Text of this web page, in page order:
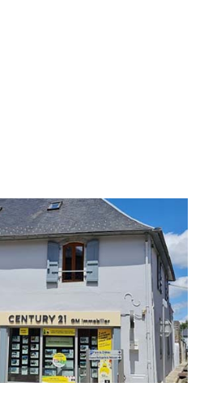
GM Immobilier
Clémenceau
- 65300
un message
à l'agence